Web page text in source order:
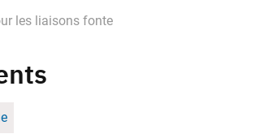
les liaisons fonte